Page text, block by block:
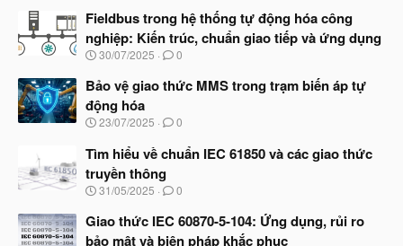
Fieldbus trong hệ thống tự động hóa công
nghiệp: Kiến trúc, chuẩn giao tiếp và ứng dụng
N
à
b
ắ
đ
ầ
u
30/07/2025 0
Bảo vệ giao thức MMS trong trạm biến áp tự
động hóa
N
à
y
b
ắ
đ
ầ
23/07/2025 0
Tìm hiểu về chuẩn IEC 61850 và các giao thức
truyền thông
N
à
y
31/05/2025 0
Giao thức IEC 60870-5-104: Ứng dụng, rủi ro
bảo mật và biện pháp khắc phục